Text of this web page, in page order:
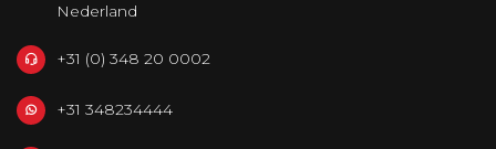
Nederland
+31 (0) 348 20 0002
+31 348234444